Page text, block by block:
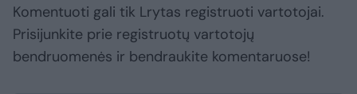
Komentuoti gali tik Lrytas registruoti vartotojai.
Prisijunkite prie registruotų vartotojų
bendruomenės ir bendraukite komentaruose!